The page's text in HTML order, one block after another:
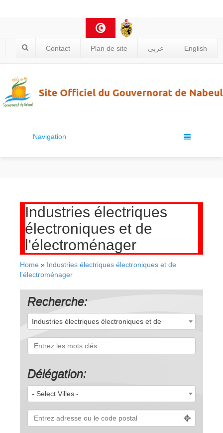
Contact Plan de site عربي English
Navigation
Industries électriques
électroniques et de
l'électroménager
Home » Industries électriques électroniques et de
l'électroménager
Recherche:
Industries électriques électroniques et de
l'électroménager (55)
Délégation:
- Select Villes -